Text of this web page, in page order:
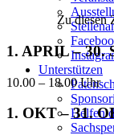
Unterstützen
Helfen
Zu diesen
1. APRIL – 30.
10.00 – 18.00 Uhr
1. OKT – 31.